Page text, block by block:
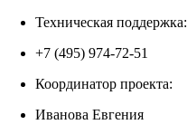
Техническая поддержка:
+7 (495) 974-72-51
Координатор проекта:
Иванова Евгения